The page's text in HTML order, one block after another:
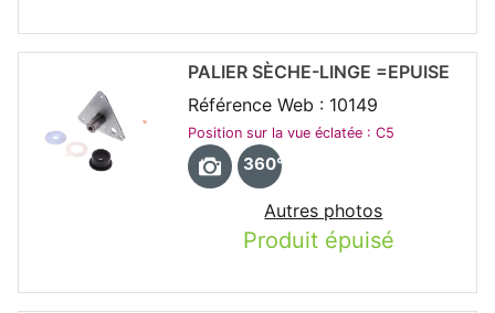
Produit épuisé
PALIER SÈCHE-LINGE =EPUISE
Référence Web : 10149
Position sur la vue éclatée : C5
360°
Autres photos